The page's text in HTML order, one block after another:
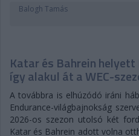
Balogh Tamás
Katar és Bahrein
így alakul át a WEC-
A továbbra is elhúzódó iráni
Endurance-világbajnokság
2026-os szezon utolsó két
Katar és Bahrein adott volna